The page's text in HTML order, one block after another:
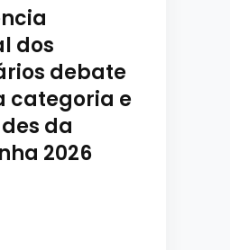
dos
debate
categoria e
da
2026